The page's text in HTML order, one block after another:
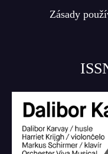
Zásady